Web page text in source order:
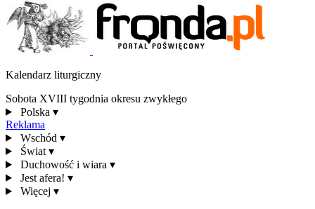
Kalendarz liturgiczny
Sobota XVIII tygodnia okresu zwykłego
Polska ▾
Reklama
Wschód ▾
Świat ▾
Duchowość i wiara ▾
Jest afera! ▾
Więcej ▾